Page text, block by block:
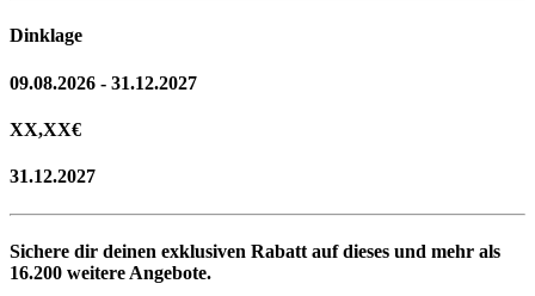
Dinklage
09.08.2026 - 31.12.2027
XX,XX€
31.12.2027
Sichere dir deinen exklusiven Rabatt auf dieses und mehr als
16.200 weitere Angebote.